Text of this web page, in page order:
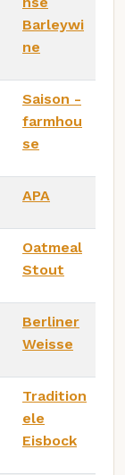
Barleywi
ne
Saison -
farmhou
se
APA
Oatmeal
Stout
Berliner
Weisse
Tradition
ele
Eisbock